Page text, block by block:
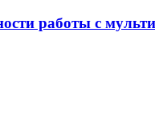
работы с